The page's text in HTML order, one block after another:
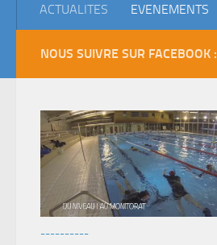
ACTUALITES EVENEMENTS
NOUS SUIVRE SUR FACEBOOK :
----------